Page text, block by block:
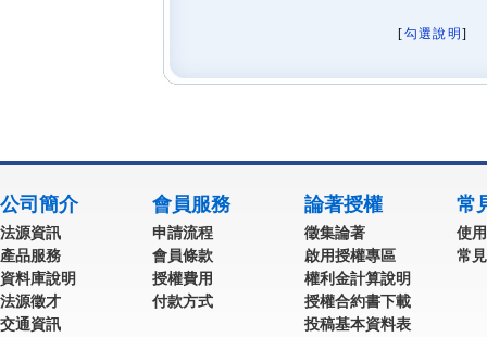
[勾選說明 ]
公司簡介
法源資訊
產品服務
資料庫說明
法源徵才
交通資訊
會員服務
申請流程
會員條款
授權費用
付款方式
論著授權
徵集論著
啟用授權專區
權利金計算說明
授權合約書下載
投稿基本資料表
常
使
常